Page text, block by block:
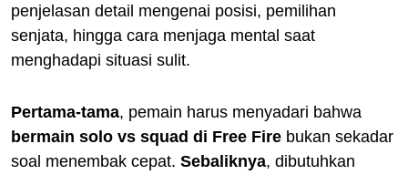
penjelasan detail mengenai posisi, pemilihan
senjata, hingga cara menjaga mental saat
menghadapi situasi sulit.
Pertama-tama, pemain harus menyadari bahwa
bermain solo vs squad di Free Fire bukan sekadar
soal menembak cepat. Sebaliknya, dibutuhkan